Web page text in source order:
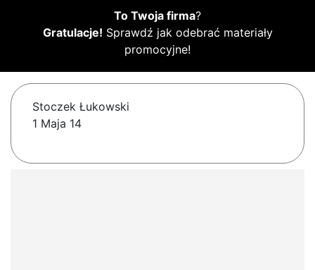
To Twoja firma?
Gratulacje! Sprawdź jak odebrać materiały
promocyjne!
Stoczek Łukowski
1 Maja 14